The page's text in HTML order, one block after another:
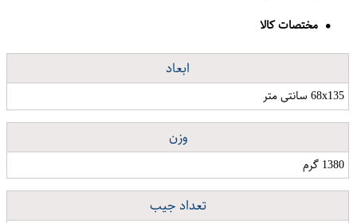
مختصات کالا
ابعاد
68x135 سانتی متر
وزن
1380 گرم
تعداد جیب